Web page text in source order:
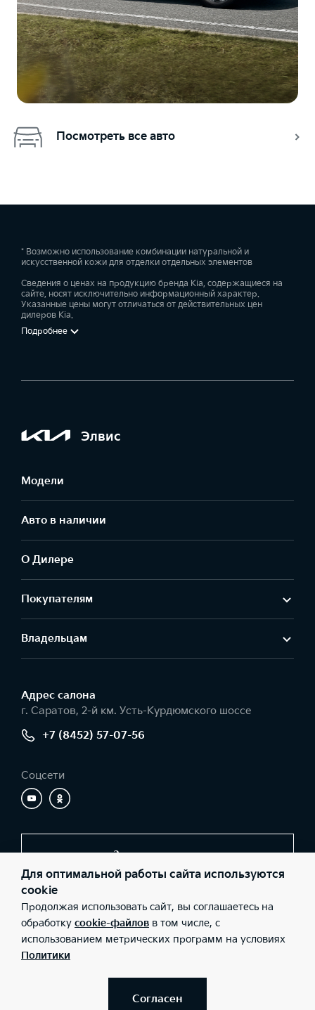
Посмотреть все авто
* Возможно использование комбинации натуральной и
искусственной кожи для отделки отдельных элементов
Сведения о ценах на продукцию бренда Kia, содержащиеся на
сайте, носят исключительно информационный характер.
Указанные цены могут отличаться от действительных цен
дилеров Kia.
Подробнее
Элвис
Модели
Авто в наличии
О Дилере
Покупателям
Владельцам
Адрес салонa
г. Саратов, 2-й км. Усть-Курдюмского шоссе
+7 (8452) 57-07-56
Соцсети
Заказать звонок
© 2026 Юридические лица ООО «Элвис-КМ» (Фактический
адрес: г. Саратов, 2-й км. Усть-Курдюмского шоссе; Телефон: +7
(8452) 57-07-56; ИНН: 6453077130; ОГРН: 1046405308685), ООО
«Киа Россия и СНГ» (Фактический адрес: г.Москва, Валовая 26;
Телефон: 8 800 301 08 80; ИНН: 7728674093; ОГРН:
5087746291760) ведут деятельность на территории РФ в
соответствующих моделях и комплектациях и их наличии, ценах,
возможных выгодах и условиях приобретения доступна у
Для оптимальной работы сайта используются
cookie
Продолжая использовать сайт, вы соглашаетесь на
обработку cookie-файлов в том числе, с
использованием метрических программ на условиях
Политики
Согласен